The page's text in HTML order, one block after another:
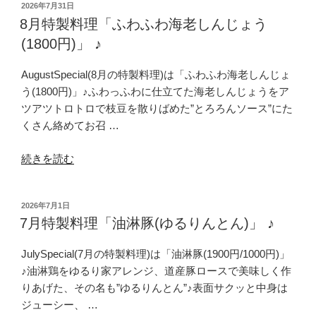
投
稿
日:
2026年7月31日
8月特製料理「ふわふわ海老しんじょう
(1800円)」 ♪
AugustSpecial(8月の特製料理)は「ふわふわ海老しんじょ
う(1800円)」♪ふわっふわに仕立てた海老しんじょうをア
ツアツトロトロで枝豆を散りばめた”とろろんソース”にた
くさん絡めてお召 …
“8
製
料
「ふ
わ
ふ
わ
続きを読む
投
稿
日:
2026年7月1日
7月特製料理「油淋豚(ゆるりんとん)」 ♪
JulySpecial(7月の特製料理)は「油淋豚(1900円/1000円)」
♪油淋鶏をゆるり家アレンジ、道産豚ロースで美味しく作
りあげた、その名も”ゆるりんとん”♪表面サクッと中身は
ジューシー、 …